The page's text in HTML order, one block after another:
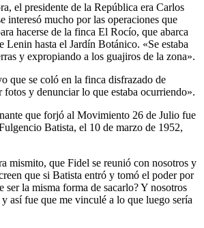
el presidente de la República era Carlos
interesó mucho por las operaciones que
hacerse de la finca El Rocío, que abarca
Lenin hasta el Jardín Botánico. «Se estaba
y expropiando a los guajiros de la zona».
que se coló en la finca disfrazado de
y denunciar lo que estaba ocurriendo».
que forjó al Movimiento 26 de Julio fue
Batista, el 10 de marzo de 1952,
mismito, que Fidel se reunió con nosotros y
que si Batista entró y tomó el poder por
ser la misma forma de sacarlo? Y nosotros
así fue que me vinculé a lo que luego sería